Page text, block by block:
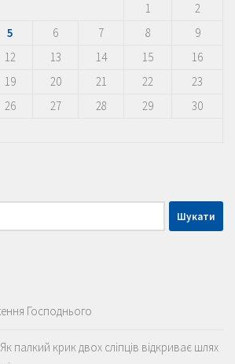
1
2
5 6 7 8
9
12 13 14 15
16
19 20 21 22
23
26 27 28 29
30
Господнього
палкий крик двох сліпців відкриває шлях